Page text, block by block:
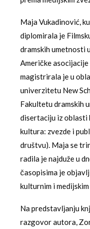
Maja Vukadinović,
diplomirala je
dramskih umetnosti
Američke
magistrirala je u
univerzitetu New
Fakultetu dramskih
disertaciju iz oblasti
kultura: zvezde i
društvu). Maja se
radila je najduže u
časopisima je
kulturnim i
Na predstavljanju
razgovor autora,